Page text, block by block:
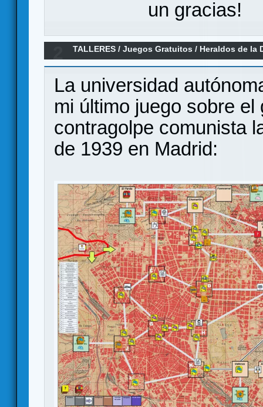
un gracias!
TALLERES /Juegos Gratuitos/ Heraldos de la
contragolpe Comunista-marzo 1939
La universidad
mi último juego sobre
contragolpe comunista
de 1939 en Madrid: